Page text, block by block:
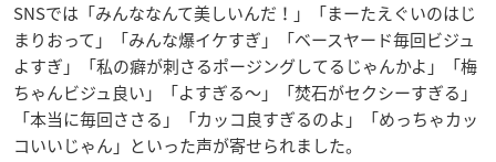
SNSでは「みんななんて美しいんだ！」「まーたえぐいのはじ
まりおって」「みんな爆イケすぎ」「ベースヤード毎回ビジュ
よすぎ」「私の癖が刺さるポージングしてるじゃんかよ」「梅
ちゃんビジュ良い」「よすぎる〜」「焚石がセクシーすぎる」
「本当に毎回ささる」「カッコ良すぎるのよ」「めっちゃカッ
コいいじゃん」といった声が寄せられました。